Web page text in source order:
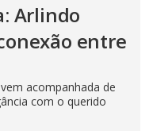
Arlindo
entre
acompanhada de
com o querido